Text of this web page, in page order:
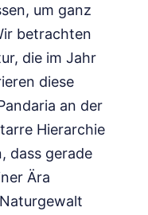
um ganz
betrachten
die im Jahr
diese
an der
Hierarchie
dass gerade
Ära